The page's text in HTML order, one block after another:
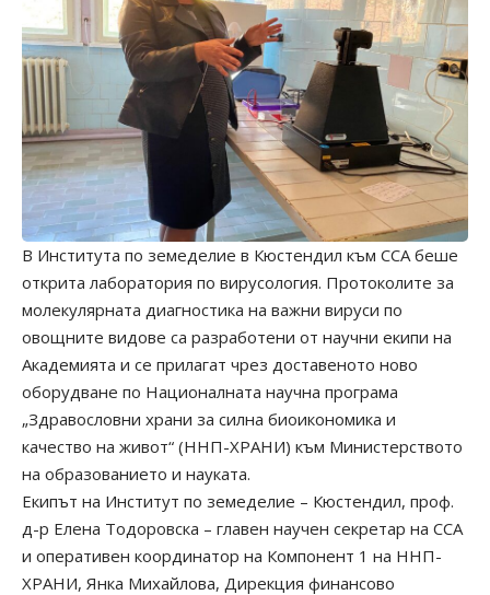
В Института по земеделие в Кюстендил към ССА беше
открита лаборатория по вирусология. Протоколите за
молекулярната диагностика на важни вируси по
овощните видове са разработени от научни екипи на
Академията и се прилагат чрез доставеното ново
оборудване по Националната научна програма
„Здравословни храни за силна биоикономика и
качество на живот“ (ННП-ХРАНИ) към Министерството
на образованието и науката.
Екипът на Институт по земеделие – Кюстендил, проф.
д-р Елена Тодоровска – главен научен секретар на ССА
и оперативен координатор на Компонент 1 на ННП-
ХРАНИ, Янка Михайлова, Дирекция финансово